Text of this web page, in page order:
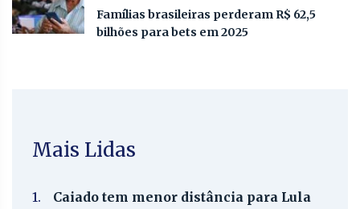
Famílias brasileiras perderam R$ 62,5
bilhões para bets em 2025
Mais Lidas
1.
Caiado tem menor distância para Lula